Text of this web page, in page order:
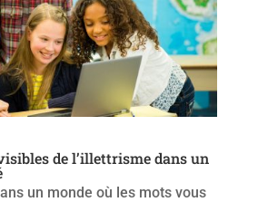
de l’illettrisme dans un
un monde où les mots vous